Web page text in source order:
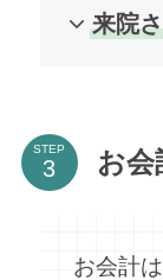
来院
STEP お会
お会計